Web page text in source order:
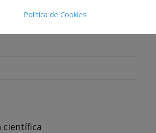
COSMÉTICO (PIF) DE
científica
Política de Cookies